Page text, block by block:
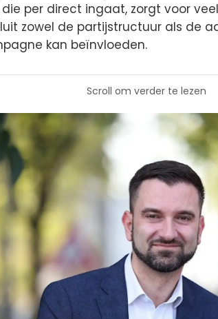
per direct ingaat, zorgt voor
zowel de partijstructuur als de
kan beïnvloeden.
Scroll om verder te lezen